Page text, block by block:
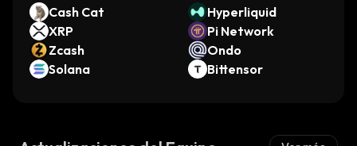
Cash Cat
Hyperliquid
XRP
Pi Network
Zcash
Ondo
Solana
Bittensor